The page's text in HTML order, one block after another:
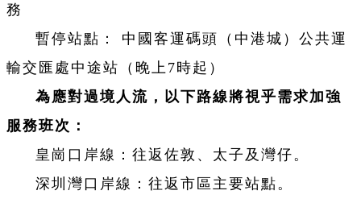
務
暫停站點： 中國客運碼頭（中港城）公共運
輸交匯處中途站（晚上7時起）
為應對過境人流，以下路線將視乎需求加強
服務班次：
皇崗口岸線：往返佐敦、太子及灣仔。
深圳灣口岸線：往返市區主要站點。